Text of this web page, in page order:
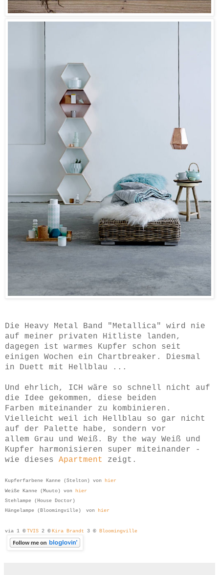
Die Heavy Metal Band "Metallica" wird nie
auf meiner privaten Hitliste landen,
dagegen ist warmes Kupfer schon seit
einigen Wochen ein Chartbreaker. Diesmal
in Duett mit Hellblau ...
Und ehrlich, ICH wäre so schnell nicht auf
die Idee gekommen, diese beiden
Farben miteinander zu kombinieren.
Vielleicht weil ich Hellblau so gar nicht
auf der Palette habe, sondern vor
allem Grau und Weiß. By the way Weiß und
Kupfer harmonisieren super miteinander -
wie dieses Apartment zeigt.
Kupferfarbene Kanne (Stelton) von hier
Weiße Kanne (Muuto) von hier
Stehlampe (House Doctor)
Hängelampe (Bloomingville)
von hier
via 1 © TVIS 2 © Kira Brandt 3 © Bloomingville